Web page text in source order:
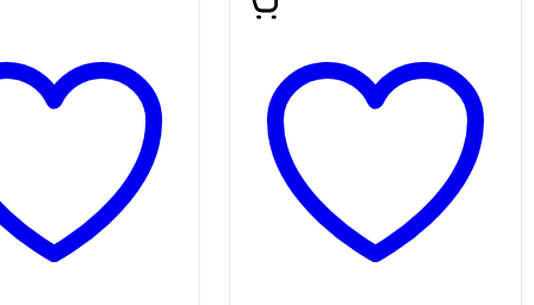
časa. Globoko
papeževa izpoved;
zadnje besede;
V tej
pripovedi papež
bralca popelje
in duhovno
UPANJE Jorge
izjemno priljubljenega
neodložljive bralske
poslastice. Ganljiva,
duhovita, nepredvidljiva in
provokativna zgodba o
ljubezni, ki zadane v srce.
Glavna junaka sta Lou in
Will – tetraplegik in
njegova negovalka.